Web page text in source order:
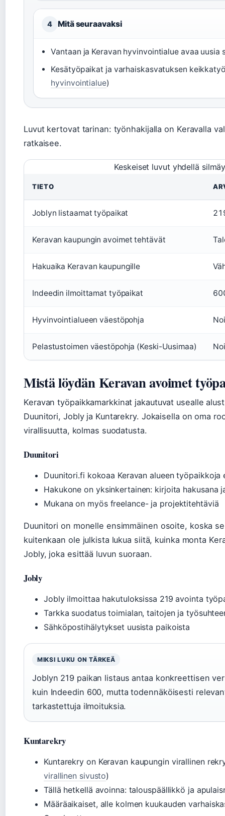
4 Mitä seuraavaksi
Vantaan ja Keravan hyvinvointialue avaa uusia
Kesätyöpaikat ja varhaiskasvatuksen
hyvinvointialue)
Luvut kertovat tarinan: työnhakijalla on Keravalla
ratkaisee.
Keskeiset luvut yhdellä
TIETO
Joblyn listaamat työpaikat
Keravan kaupungin avoimet tehtävät
Hakuaika Keravan kaupungille
Indeedin ilmoittamat työpaikat
Hyvinvointialueen väestöpohja
Pelastustoimen väestöpohja (Keski-Uusimaa)
Mistä löydän Keravan avoimet
Keravan työpaikkamarkkinat jakautuvat usealle
Duunitori, Jobly ja Kuntarekry. Jokaisella on oma
virallisuutta, kolmas suodatusta.
Duunitori
Duunitori.fi kokoaa Keravan alueen
Hakukone on yksinkertainen: kirjoita hakusana
Mukana on myös freelance- ja projektitehtäviä
Duunitori on monelle ensimmäinen osoite, koska
kuitenkaan ole julkista lukua siitä, kuinka monta
Jobly, joka esittää luvun suoraan.
Jobly
Jobly ilmoittaa hakutuloksissa 219 avointa
Tarkka suodatus toimialan, taitojen ja
Sähköpostihälytykset uusista paikoista
MIKSI LUKU ON TÄRKEÄ
Joblyn 219 paikan listaus antaa konkreettisen
kuin Indeedin 600, mutta todennäköisesti
tarkastettuja ilmoituksia.
Kuntarekry
Kuntarekry on Keravan kaupungin virallinen
virallinen sivusto)
Tällä hetkellä avoinna: talouspäällikkö ja
Määräaikaiset, alle kolmen kuukauden